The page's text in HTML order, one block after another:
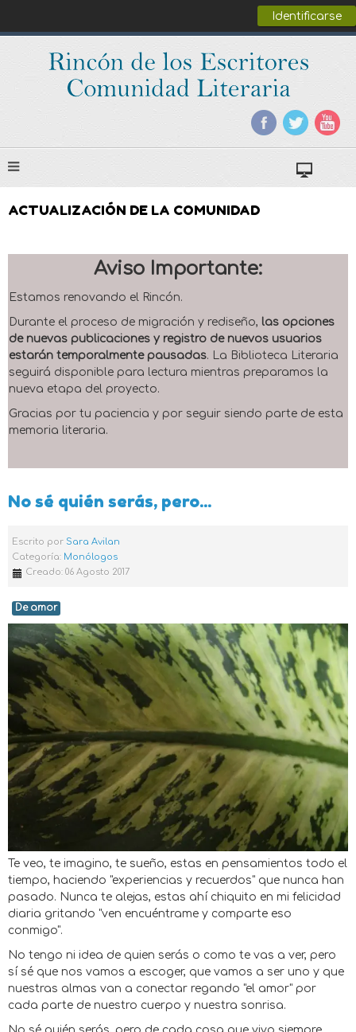
Identificarse
ACTUALIZACIÓN DE LA COMUNIDAD
Aviso Importante:
Estamos renovando el Rincón.
Durante el proceso de migración y rediseño, las opciones
de nuevas publicaciones y registro de nuevos usuarios
estarán temporalmente pausadas. La Biblioteca Literaria
seguirá disponible para lectura mientras preparamos la
nueva etapa del proyecto.
Gracias por tu paciencia y por seguir siendo parte de esta
memoria literaria.
No sé quién serás, pero...
Escrito por Sara Avilan
Categoría: Monólogos
Creado: 06 Agosto 2017
De amor
Te veo, te imagino, te sueño, estas en pensamientos todo el
tiempo, haciendo "experiencias y recuerdos" que nunca han
pasado. Nunca te alejas, estas ahí chiquito en mi felicidad
diaria gritando "ven encuéntrame y comparte eso
conmigo".
No tengo ni idea de quien serás o como te vas a ver, pero
sí sé que nos vamos a escoger, que vamos a ser uno y que
nuestras almas van a conectar regando "el amor" por
cada parte de nuestro cuerpo y nuestra sonrisa.